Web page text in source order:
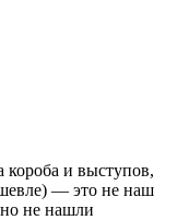
короба и выступов,
— это не наш
не нашли